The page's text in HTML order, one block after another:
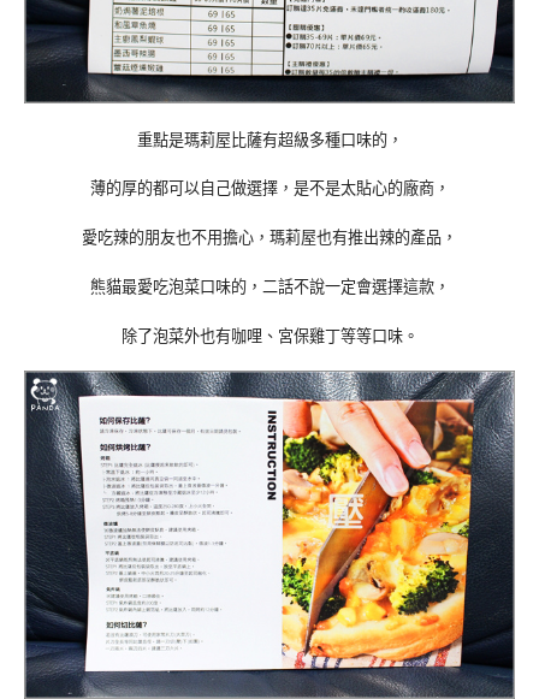
重點是瑪莉屋比薩有超級多種口味的，
薄的厚的都可以自己做選擇，是不是太貼心的廠商，
愛吃辣的朋友也不用擔心，瑪莉屋也有推出辣的產品，
熊貓最愛吃泡菜口味的，二話不說一定會選擇這款，
除了泡菜外也有咖哩、宮保雞丁等等口味。